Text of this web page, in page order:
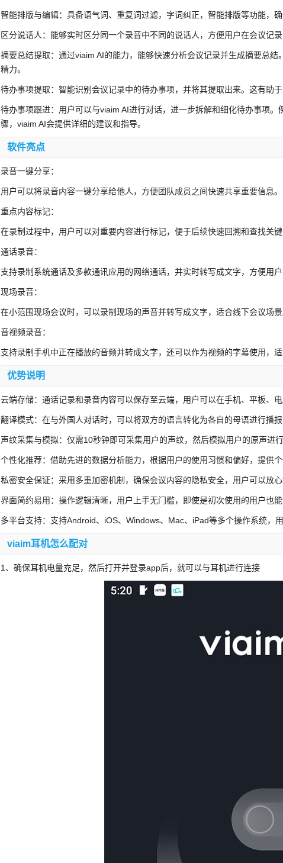
智能排版与编辑：具备语气词、重复词过滤，字词纠正，智能排版等功能，
区分说话人：能够实时区分同一个录音中不同的说话人，方便用户在会议记
摘要总结提取：通过viaim AI的能力，能够快速分析会议记录并生成摘要总
精力。
待办事项提取：智能识别会议记录中的待办事项，并将其提取出来。这有助
待办事项跟进：用户可以与viaim AI进行对话，进一步拆解和细化待办事项
骤，viaim AI会提供详细的建议和指导。
软件亮点
录音一键分享：
用户可以将录音内容一键分享给他人，方便团队成员之间快速共享重要信息。
重点内容标记：
在录制过程中，用户可以对重要内容进行标记，便于后续快速回溯和查找关键
通话录音：
支持录制系统通话及多款通讯应用的网络通话，并实时转写成文字，方便用
现场录音：
在小范围现场会议时，可以录制现场的声音并转写成文字，适合线下会议场景
音视频录音：
支持录制手机中正在播放的音频并转成文字，还可以作为视频的字幕使用，
优势说明
云端存储：通话记录和录音内容可以保存至云端，用户可以在手机、平板、
翻译模式：在与外国人对话时，可以将双方的语言转化为各自的母语进行播
声纹采集与模拟：仅需10秒钟即可采集用户的声纹，然后模拟用户的原声进
个性化推荐：借助先进的数据分析能力，根据用户的使用习惯和偏好，提供个
私密安全保证：采用多重加密机制，确保会议内容的隐私安全，用户可以放
界面简约易用：操作逻辑清晰，用户上手无门槛，即使是初次使用的用户也能
多平台支持：支持Android、iOS、Windows、Mac、iPad等多个操作系统，
viaim耳机怎么配对
1、确保耳机电量充足，然后打开并登录app后，就可以与耳机进行连接